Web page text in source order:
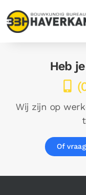
Heb
Wij zijn op
Of